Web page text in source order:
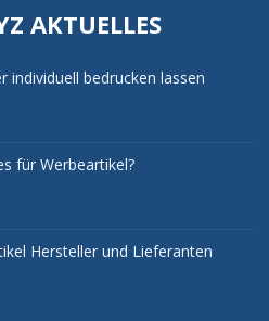
AKTUELLES
individuell bedrucken lassen
für Werbeartikel?
Hersteller und Lieferanten